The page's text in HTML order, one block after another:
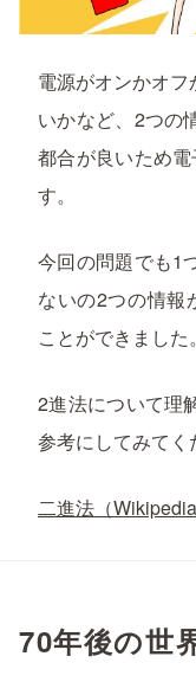
電源がオンかオ
いかなど、2つの
都合が良いため
す。
今回の問題でも1
ないの2つの情報
ことができました。
2進法について理
参考にしてみてく
二進法（Wikipedia
70年後の世